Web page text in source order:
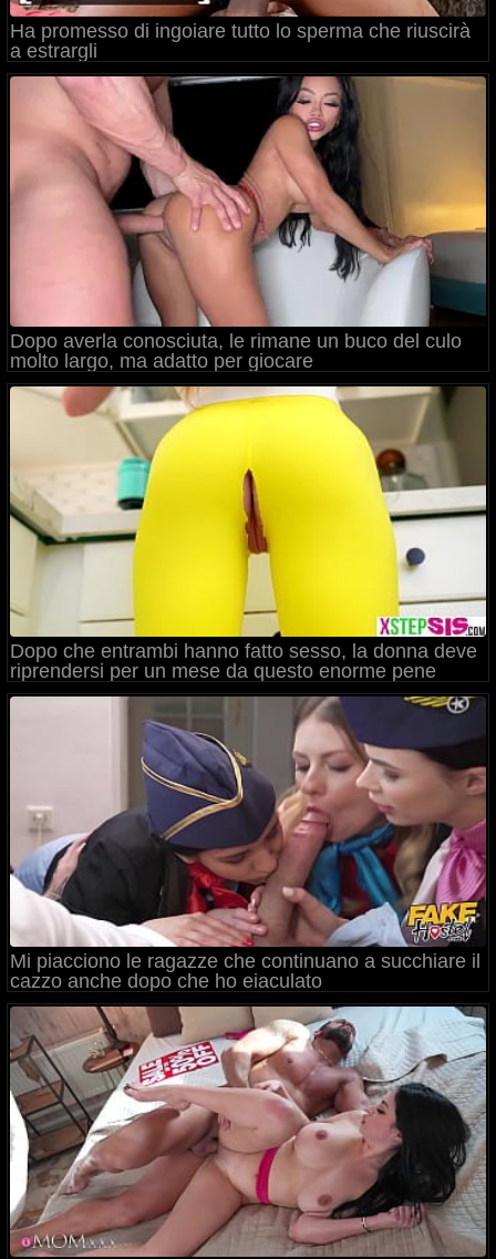
Ha promesso di ingoiare tutto lo sperma che riuscirà
a estrargli
Dopo averla conosciuta, le rimane un buco del culo
molto largo, ma adatto per giocare
Dopo che entrambi hanno fatto sesso, la donna deve
riprendersi per un mese da questo enorme pene
Mi piacciono le ragazze che continuano a succhiare il
cazzo anche dopo che ho eiaculato